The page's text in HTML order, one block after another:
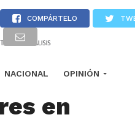
NACIONAL OPINIÓN
COMPÁRTELO
a
en